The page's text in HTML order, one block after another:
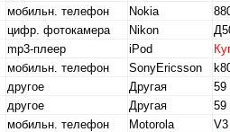
мобильн. телефон Nokia
цифр. фотокамера Nikon
mp3-плеер iPod
мобильн. телефон SonyEricsson
другое Другая
59
другое Другая
59
мобильн. телефон Motorola